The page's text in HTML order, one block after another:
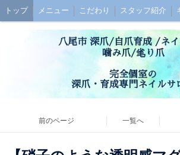
トップ メニュー こだわり スタッフ紹介
初めての方へ お子様連れの方へ ご予約
アクセス お問い合
八尾市 深爪/自爪育成 /ネ
噛み爪/毟り爪
完全個室の
深爪・育成専門ネイルサ
前のページ 一覧へ